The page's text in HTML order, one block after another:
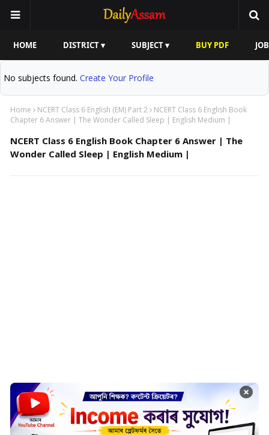
HOME DISTRICT ▾ SUBJECT ▾ BUY PDF
No subjects found. Create Your Profile
Home NCERT Class 6 English (EM) Part 2
NCERT Class 6 English Book
Chapter 6 Answer | The Wonder Called Sleep | English Medium |
NCERT Class 6 English Book Chapter 6 Answer | The
Wonder Called Sleep | English Medium |
×